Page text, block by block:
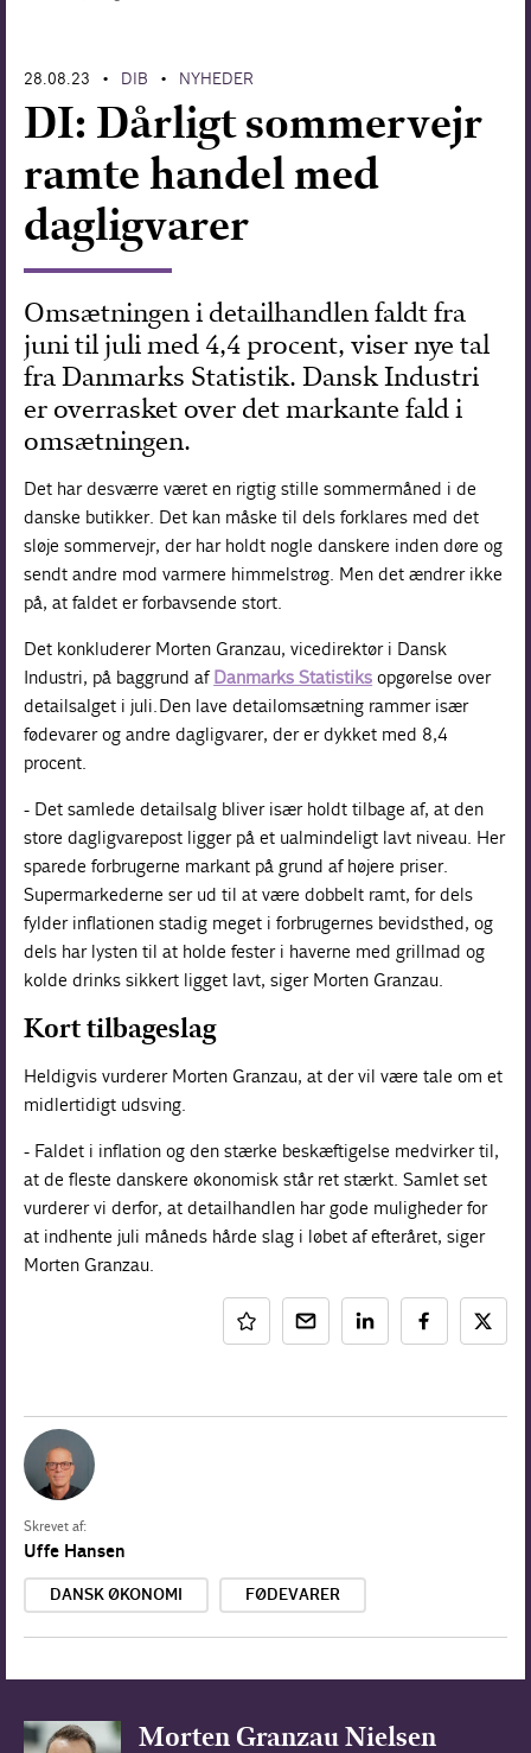
28.08.23 • DIB • NYHEDER
DI: Dårligt sommervejr
ramte handel med
dagligvarer
Omsætningen i detailhandlen faldt fra
juni til juli med 4,4 procent, viser nye tal
fra Danmarks Statistik. Dansk Industri
er overrasket over det markante fald i
omsætningen.
Det har desværre været en rigtig stille sommermåned i de
danske butikker. Det kan måske til dels forklares med det
sløje sommervejr, der har holdt nogle danskere inden døre og
sendt andre mod varmere himmelstrøg. Men det ændrer ikke
på, at faldet er forbavsende stort.
Det konkluderer Morten Granzau, vicedirektør i Dansk
Industri, på baggrund af Danmarks Statistiks opgørelse over
detailsalget i juli. Den lave detailomsætning rammer især
fødevarer og andre dagligvarer, der er dykket med 8,4
procent.
- Det samlede detailsalg bliver især holdt tilbage af, at den
store dagligvarepost ligger på et ualmindeligt lavt niveau. Her
sparede forbrugerne markant på grund af højere priser.
Supermarkederne ser ud til at være dobbelt ramt, for dels
fylder inflationen stadig meget i forbrugernes bevidsthed, og
dels har lysten til at holde fester i haverne med grillmad og
kolde drinks sikkert ligget lavt, siger Morten Granzau.
Kort tilbageslag
Heldigvis vurderer Morten Granzau, at der vil være tale om et
midlertidigt udsving.
- Faldet i inflation og den stærke beskæftigelse medvirker til,
at de fleste danskere økonomisk står ret stærkt. Samlet set
vurderer vi derfor, at detailhandlen har gode muligheder for
at indhente juli måneds hårde slag i løbet af efteråret, siger
Morten Granzau.
Skrevet af:
Uffe Hansen
DANSK ØKONOMI FØDEVARER
Morten Granzau Nielsen